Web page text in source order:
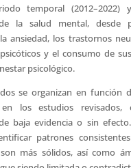
temporal (2012–2022)
la salud mental, desde
ansiedad, los trastornos
y el consumo de
psicológico.
se organizan en función
los estudios revisados,
baja evidencia o sin
patrones
más sólidos, así como